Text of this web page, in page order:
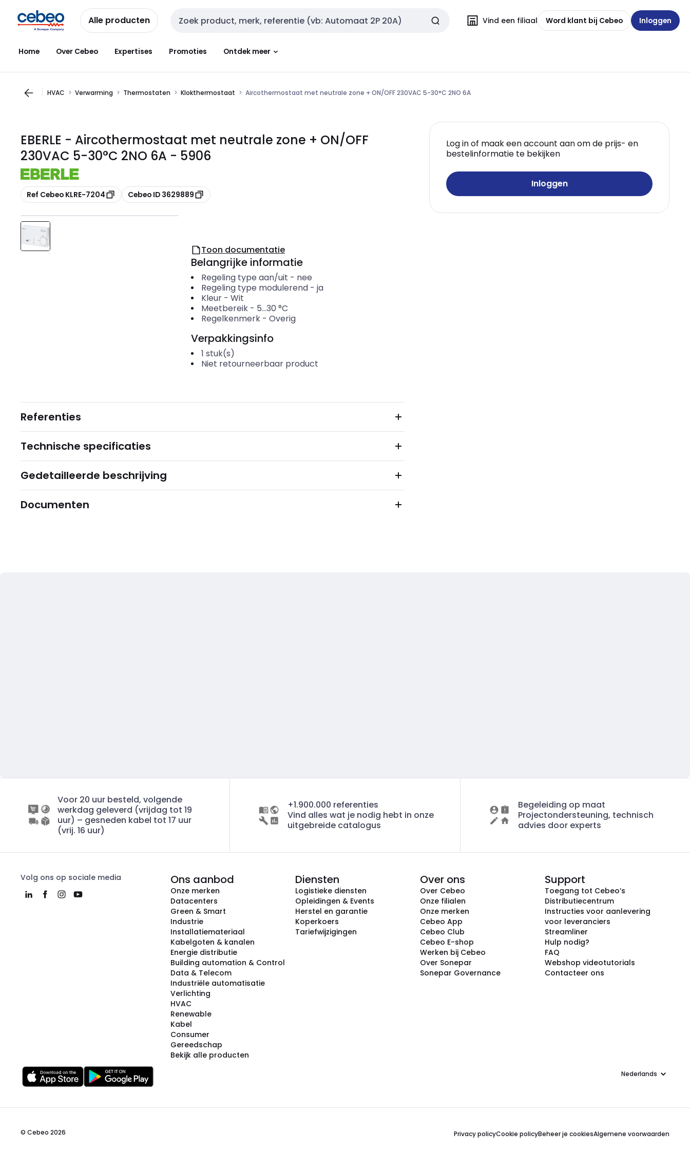
naar
navigatie
naar
inhoud
Alle producten Zoekveld invoer Vind een filiaal Word klant bij Cebeo Inloggen
Home Over Cebeo Expertises Promoties Ontdek meer
HVAC Verwarming Thermostaten Klokthermostaat Aircothermostaat met neutrale zone + ON/OFF 230VAC 5-30°C 2NO 6A
EBERLE - Aircothermostaat met neutrale zone + ON/OFF
230VAC 5-30°C 2NO 6A - 5906
Kopiëren
Ref Cebeo KLRE-7204 Kopiëren
Cebeo ID 3629889
Log in of maak een account aan om de prijs- en
bestelinformatie te bekijken
Inloggen
Toon documentatie
Belangrijke informatie
Regeling type aan/uit - nee
Regeling type modulerend- ja
Kleur- Wit
Meetbereik- 5...30 °C
Regelkenmerk- Overig
Verpakkingsinfo
1 stuk(s)
Niet retourneerbaar product
Referenties
Technische specificaties
Gedetailleerde beschrijving
Documenten
Voor 20 uur besteld, volgende
werkdag geleverd (vrijdag tot 19
uur) – gesneden kabel tot 17 uur
(vrij. 16 uur)
+1.900.000 referenties
Vind alles wat je nodig hebt in onze
uitgebreide catalogus
Begeleiding op maat
Projectondersteuning, technisch
advies door experts
Volg ons op sociale media Ons aanbod
Onze merken
Datacenters
Green & Smart
Industrie
Installatiemateriaal
Kabelgoten & kanalen
Energie distributie
Building automation & Control
Data & Telecom
Industriële automatisatie
Verlichting
HVAC
Renewable
Kabel
Consumer
Gereedschap
Bekijk alle producten
Diensten
Logistieke diensten
Opleidingen & Events
Herstel en garantie
Koperkoers
Tariefwijzigingen
Over ons
Over Cebeo
Onze filialen
Onze merken
Cebeo App
Cebeo Club
Cebeo E-shop
Werken bij Cebeo
Over Sonepar
Sonepar Governance
Support
Toegang tot Cebeo’s
Distributiecentrum
Instructies voor aanlevering
voor leveranciers
Streamliner
Hulp nodig?
FAQ
Webshop videotutorials
Contacteer ons
Taal
© Cebeo 2026 Privacy policyCookie policyBeheer je cookiesAlgemene voorwaarden